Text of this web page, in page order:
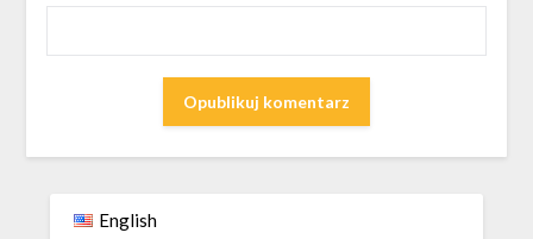
English